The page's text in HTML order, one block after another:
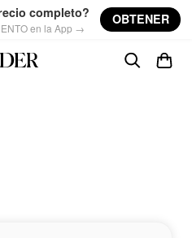
completo?
en la App →
OBTENER